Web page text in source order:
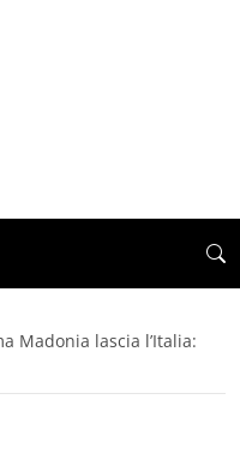
Madonia lascia l’Italia: